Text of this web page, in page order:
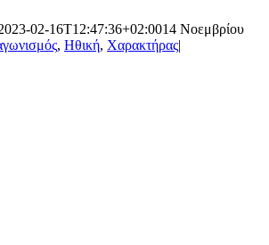
02-16T12:47:36+02:0014 Νοεμβρίου
, Ηθική, Χαρακτήρας|